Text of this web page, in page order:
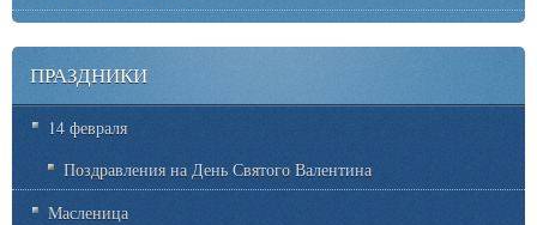
ПРАЗДНИКИ
14 февраля
Поздравления на День Святого Валентина
Масленица